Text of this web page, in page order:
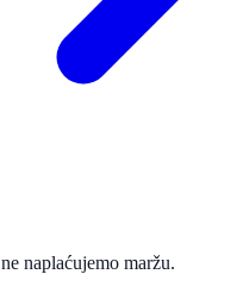
naplaćujemo maržu.